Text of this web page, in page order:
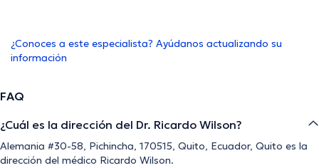
¿Conoces a este especialista? Ayúdanos actualizando su
información
FAQ
¿Cuál es la dirección del Dr. Ricardo Wilson?
Alemania #30-58, Pichincha, 170515, Quito, Ecuador, Quito es la
dirección del médico Ricardo Wilson.